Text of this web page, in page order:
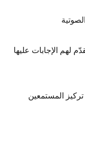
لهم الإجابات عليها
المستمعين